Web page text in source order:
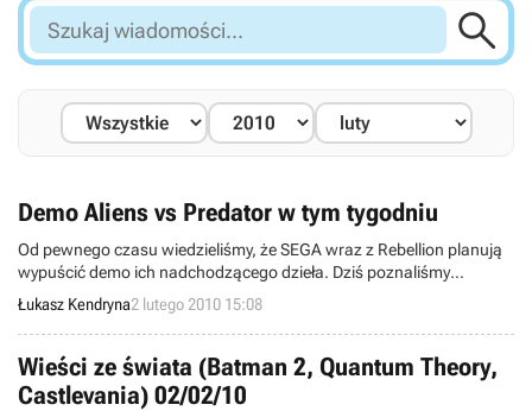
Szukaj
wiadomości...

Demo Aliens vs Predator w tym tygodniu
Od pewnego czasu wiedzieliśmy, że SEGA wraz z Rebellion planują
wypuścić demo ich nadchodzącego dzieła. Dziś poznaliśmy
dokładną datę, oraz platformy docelowe.
Łukasz Kendryna2 lutego 2010 15:08
Wieści ze świata (Batman 2, Quantum Theory,
Castlevania) 02/02/10